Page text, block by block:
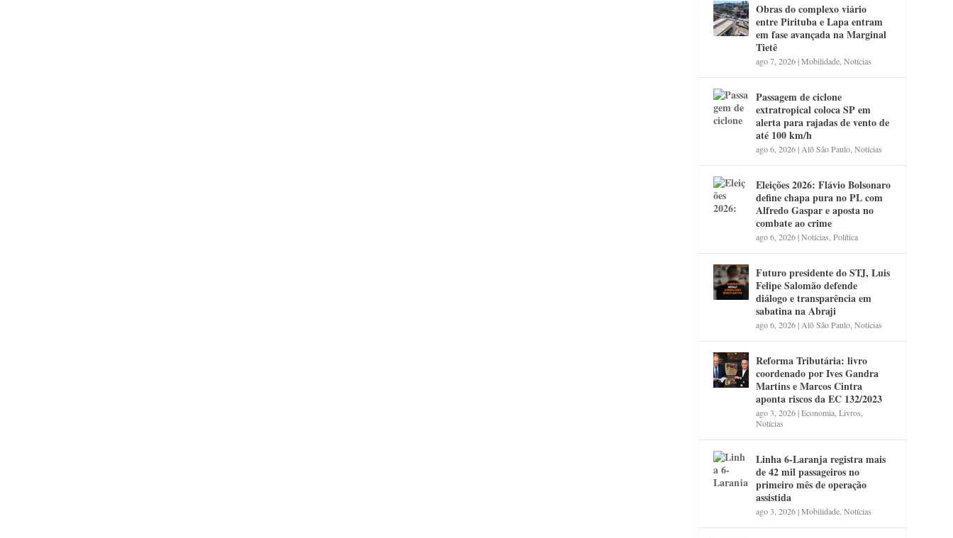
Obras do complexo viário
entre Pirituba e Lapa entram
em fase avançada na Marginal
Tietê
ago 7, 2026|Mobilidade ,Notícias
Passagem de ciclone
extratropical coloca SP em
alerta para rajadas de vento de
até 100 km/h
ago 6, 2026| Alô São Paulo ,Notícias
Eleições 2026: Flávio Bolsonaro
define chapa pura no PL com
Alfredo Gaspar e aposta no
combate ao crime
ago 6, 2026|Notícias ,Política
Futuro presidente do STJ, Luis
Felipe Salomão defende
diálogo e transparência em
sabatina na Abraji
ago 6, 2026| Alô São Paulo ,Notícias
Reforma Tributária: livro
coordenado por Ives Gandra
Martins e Marcos Cintra
aponta riscos da EC 132/2023
ago 3, 2026|Economia ,Livros
Notícias
Linha 6-Laranja registra mais
de 42 mil passageiros no
primeiro mês de operação
assistida
ago 3, 2026|Mobilidade ,Notícias